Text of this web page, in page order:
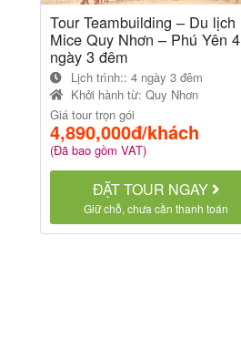
Tour Teambuilding – Du lịch
Mice Quy Nhơn – Phú Yên 4
ngày 3 đêm
Lịch trình:: 4 ngày 3 đêm
Khởi hành từ: Quy Nhơn
Giá tour trọn gói
4,890,000đ/khách
(Đã bao gồm VAT)
ĐẶT TOUR NGAY
Giữ chỗ, chưa cần thanh toán